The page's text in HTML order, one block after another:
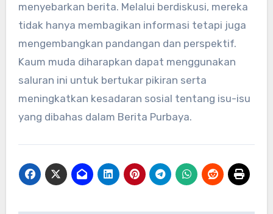
menyebarkan berita. Melalui berdiskusi, mereka
tidak hanya membagikan informasi tetapi juga
mengembangkan pandangan dan perspektif.
Kaum muda diharapkan dapat menggunakan
saluran ini untuk bertukar pikiran serta
meningkatkan kesadaran sosial tentang isu-isu
yang dibahas dalam Berita Purbaya.